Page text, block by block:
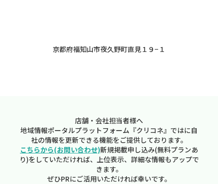
京都府福知山市夜久野町直見１９−１
店舗・会社担当者様へ
地域情報ポータルプラットフォーム『クリコネ』ではに自
社の情報を更新できる機能をご提供しております。
こちらから(お問い合わせ)新規掲載申し込み(無料プランあ
り)をしていただければ、上位表示、詳細な情報もアップで
きます。
ぜひPRにご活用いただければ幸いです。